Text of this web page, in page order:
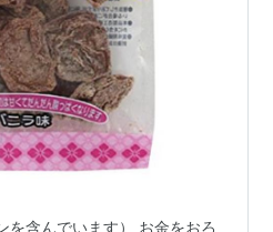
を含んでいます） お金をおろ